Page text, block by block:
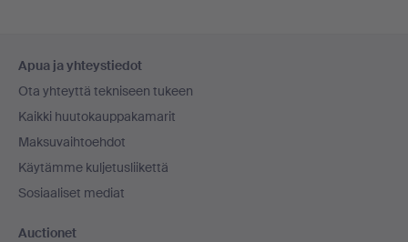
Apua ja yhteystiedot
Ota yhteyttä tekniseen tukeen
Kaikki huutokauppakamarit
Maksuvaihtoehdot
Käytämme kuljetusliikettä
Sosiaaliset mediat
Auctionet